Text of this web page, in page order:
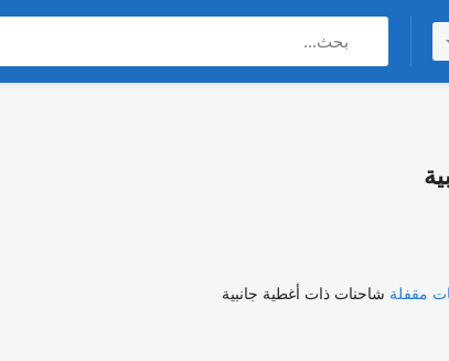
مقفلة شاحنات ذات أغطية جانبية